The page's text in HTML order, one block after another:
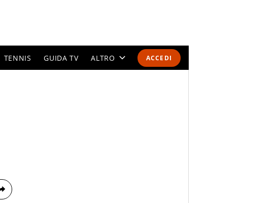
ACCEDI
TENNIS GUIDA TV ALTRO